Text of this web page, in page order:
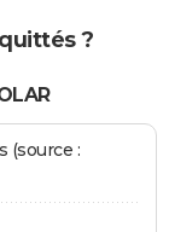
?
(source :